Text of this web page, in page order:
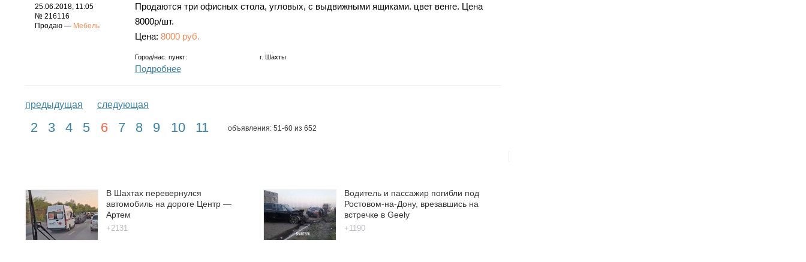
25.06.2018, 11:05
№ 216116
Продаю — Мебель
Продаются три офисных стола, угловых, с выдвижными ящиками. цвет венге. Цена
8000р/шт.
Цена: 8000 руб.
Город/нас. пункт: г. Шахты
Подробнее
предыдущая следующая
2 3 4 5 6 7 8 9 10 11 объявления: 51-60 из 652
В Шахтах перевернулся
автомобиль на дороге Центр —
Артем
+2131
Водитель и пассажир погибли под
Ростовом-на-Дону, врезавшись на
встречке в Geely
+1190